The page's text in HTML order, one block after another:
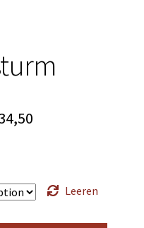
€34,50Leeren